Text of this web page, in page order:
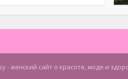
- женский сайт о красоте, моде и